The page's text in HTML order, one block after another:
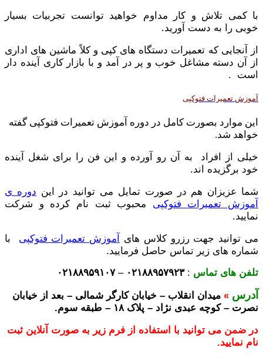
با کمی تلاش و کار مداوم خواهید توانست تجربیات بسیار
خوبی را به دست آورید.
از آنجایی که تعمیرات دستگاه های کپی و کلاً ماشین های اداری
از آن دسته مشاغل خوب و پر در آمد و با بازار کاری آینده دار
است .
آموزش تعمیرات فتوکپی
این موارد بصورت کامل در دوره آموزش تعمیرات فتوکپی گفته
خواهد شد.
خیلی از افراد به آن رو آورده و این فن را برای شغل آینده
خود برگزیده اند.
شما عزیزان هم در صورت تمایل می توانید در این دوره ی
آموزش تعمیرات فتوکپی محبوب ثبت نام کرده و شرکت
نمایید.
می توانید جهت رزرو کلاس های
آموزش تعمیرات فتوکپی با
شماره های زیر تماس حاصل فرمایید.
تلفن های تماس :۰۲۱۸۸۹۵۷۹۲۳ –۰۲۱۸۸۹۵۹۱۰۷
آدرس » میدان انقلاب – خیابان کارگر شمالی – بعد از خیابان
نصرت – کوچه عبدی نژاد – پلاک ۱۸ – طبقه سوم.
در ضمن می توانید با استفاده از فرم زیر به صورت آنلاین ثبت
نام نمایید.